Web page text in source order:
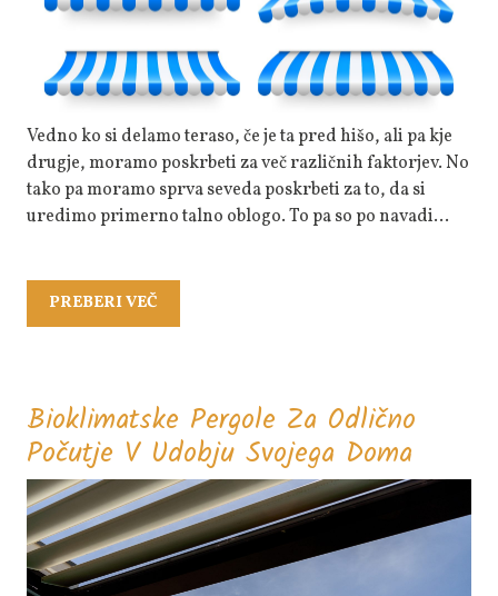
Dodatek
K
Terasam
Vedno ko si delamo teraso, če je ta pred hišo, ali pa kje
drugje, moramo poskrbeti za več različnih faktorjev. No
tako pa moramo sprva seveda poskrbeti za to, da si
uredimo primerno talno oblogo. To pa so po navadi…
PREBERI VEČ
VEČ
Bioklimatske Pergole Za Odlično
Počutje V Udobju Svojega Doma
Pergole
Za